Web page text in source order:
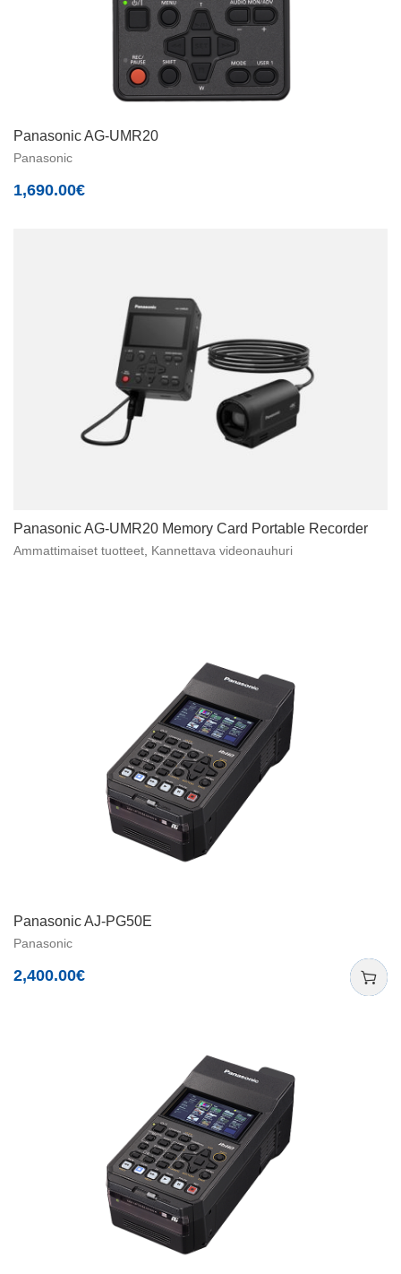
Panasonic AG-UMR20
Panasonic
1,690.00€
Panasonic AG-UMR20 Memory Card Portable Recorder
Ammattimaiset tuotteet Kannettava videonauhuri
Panasonic AJ-PG50E
Panasonic
2,400.00€